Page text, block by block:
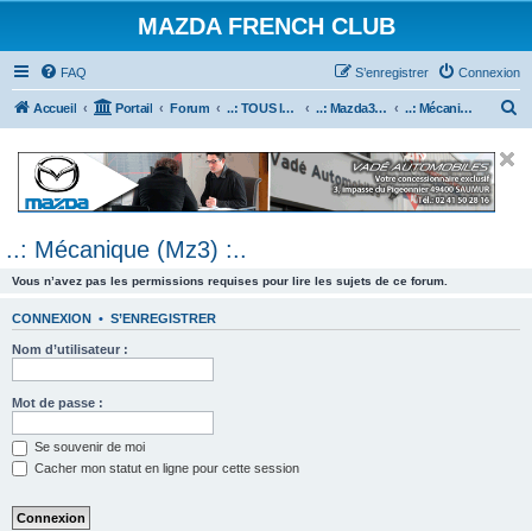
MAZDA FRENCH CLUB
FAQ Connexion
S’enregistrer
Accueil Portail Forum ..: TOUS les Véhicules MAZDA :.. ..: Mazda3 :.. ..: Mécanique (Mz3) :..
e
..: Mécanique (Mz3) :..
Vous n’avez pas les permissions requises pour lire les sujets de ce forum.
CONNEXION • S’ENREGISTRER
Nom d’utilisateur :
Mot de passe :
Se souvenir de moi
Cacher mon statut en ligne pour cette session